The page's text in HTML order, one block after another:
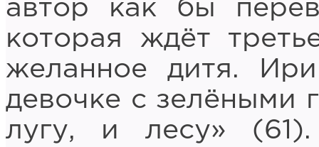
автор как бы
которая ждёт
желанное дитя.
девочке с зелёными
лугу, и лесу»